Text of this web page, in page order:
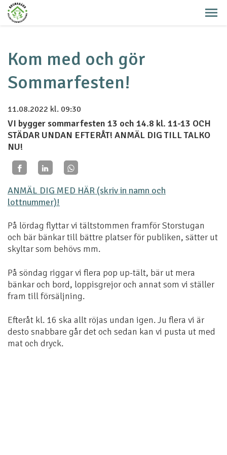
Kom med och gör
Sommarfesten!
11.08.2022 kl. 09:30
VI bygger sommarfesten 13 och 14.8 kl. 11-13 OCH
STÄDAR UNDAN EFTERÅT! ANMÄL DIG TILL TALKO
NU!
ANMÄL DIG MED HÄR (skriv in namn och
lottnummer)!
På lördag flyttar vi tältstommen framför Storstugan
och bär bänkar till bättre platser för publiken, sätter ut
skyltar som behövs mm.
På söndag riggar vi flera pop up-tält, bär ut mera
bänkar och bord, loppisgrejor och annat som vi ställer
fram till försäljning.
Efteråt kl. 16 ska allt röjas undan igen. Ju flera vi är
desto snabbare går det och sedan kan vi pusta ut med
mat och dryck.